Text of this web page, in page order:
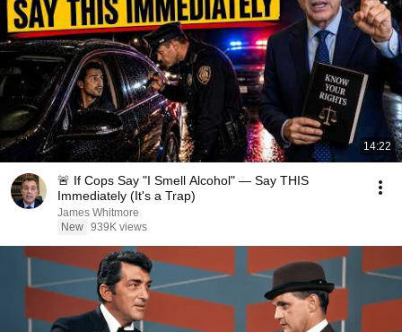
14:22
🚨 If Cops Say "I Smell Alcohol" — Say THIS
Immediately (It's a Trap)
James Whitmore
New 939K views